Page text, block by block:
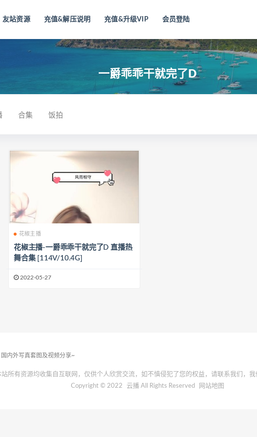
友站资源 充值&解压说明 充值&升级VIP 会员登陆
一爵乖乖干就完了D
合集 饭拍
花椒主播
花椒主播-一爵乖乖干就完了D 直播热
舞合集 [114V/10.4G]
2022-05-27
内外写真套图及视频分享~
站所有资源均收集自互联网，仅供个人欣赏交流，如不慎侵犯了您的权益，请联系我们，我
Copyright © 2022
云播 All Rights Reserved 网站地图